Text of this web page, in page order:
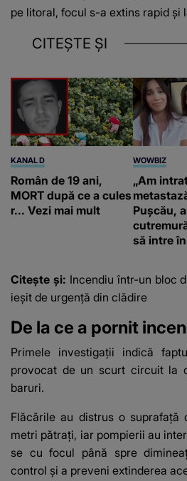
pe litoral, focul s-a extins rapid și
CITEȘTE ȘI
KANAL D
Român de 19 ani,
MORT după ce a cules
r... Vezi mai mult
WOWBIZ
„Am
Pușcău,
să intre
fanilor
Citește și: Incendiu într-un bloc
ieșit de urgență din clădire
De la ce a pornit
Primele investigații indică
provocat de un scurt circuit la
baruri.
Flăcările au distrus o
metri pătrați, iar pompierii au
se cu focul până spre
control și a preveni extinderea